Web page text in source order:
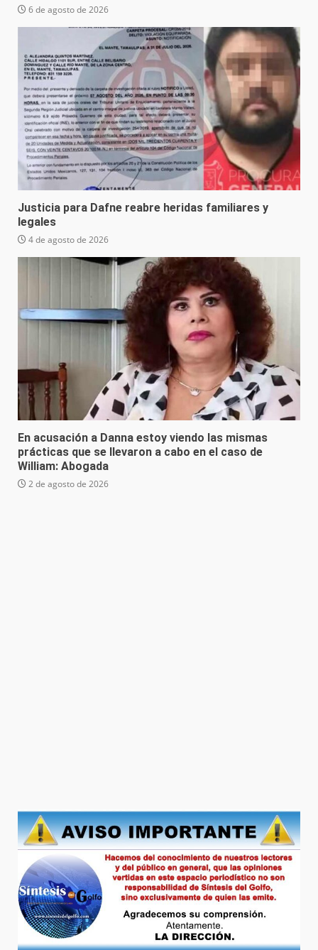
6 de agosto de 2026
Justicia para Dafne reabre heridas familiares y
legales
4 de agosto de 2026
En acusación a Danna estoy viendo las mismas
prácticas que se llevaron a cabo en el caso de
William: Abogada
2 de agosto de 2026